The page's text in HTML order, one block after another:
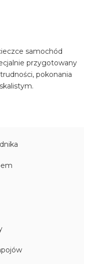
samochód
przygotowany
pokonania